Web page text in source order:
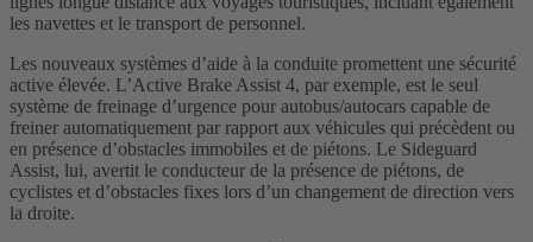
les navettes et le transport de personnel.
Les nouveaux systèmes d’aide à la conduite promettent une sécurité
active élevée. L’Active Brake Assist 4, par exemple, est le seul
système de freinage d’urgence pour autobus/autocars capable de
freiner automatiquement par rapport aux véhicules qui précèdent ou
en présence d’obstacles immobiles et de piétons. Le Sideguard
Assist, lui, avertit le conducteur de la présence de piétons, de
cyclistes et d’obstacles fixes lors d’un changement de direction vers
la droite.